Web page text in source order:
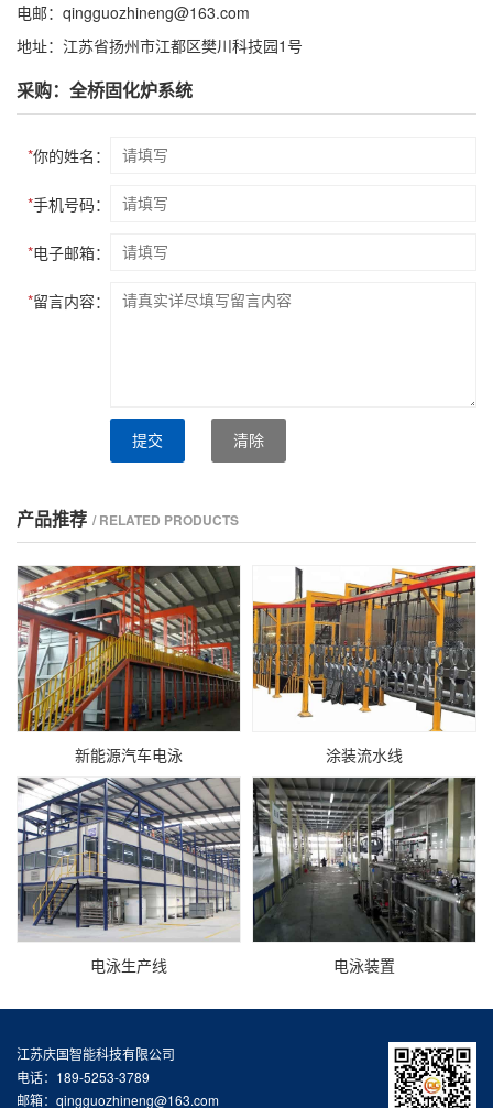
电邮：qingguozhineng@163.com
地址：江苏省扬州市江都区樊川科技园1号
采购：全桥固化炉系统
*你的姓名：
*手机号码：
*电子邮箱：
*留言内容：
提交 清除
产品推荐 / RELATED PRODUCTS
新能源汽车电泳 涂装流水线
电泳生产线 电泳装置
江苏庆国智能科技有限公司
电话：189-5253-3789
邮箱：qingguozhineng@163.com